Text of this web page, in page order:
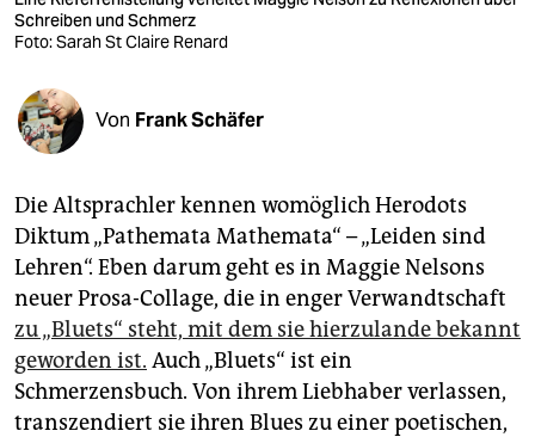
shop
unterstützen
abo
genossenschaft
epaper login
Schreiben und Schmerz
Foto: Sarah St Claire Renard
Von Frank Schäfer
Die Altsprachler kennen womöglich Herodots
Diktum „Pathemata Mathemata“ – „Leiden sind
Lehren“. Eben darum geht es in Maggie Nelsons
neuer Prosa-Collage, die in enger Verwandtschaft
zu „Bluets“ steht, mit dem sie hierzulande bekannt
geworden ist. Auch „Bluets“ ist ein
Schmerzensbuch. Von ihrem Liebhaber verlassen,
transzendiert sie ihren Blues zu einer poetischen,